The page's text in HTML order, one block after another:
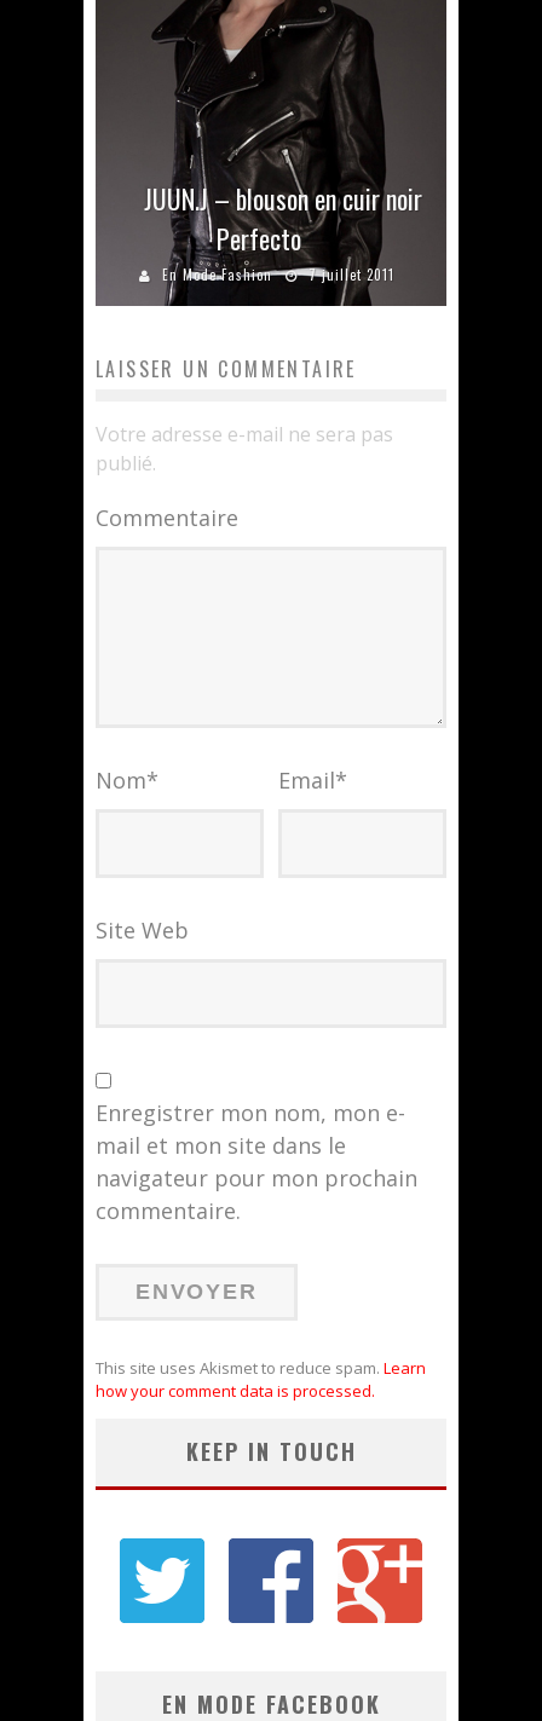
JUUN.J – blouson en cuir noir
Perfecto
En Mode Fashion 7 juillet 2011
LAISSER UN COMMENTAIRE
Votre adresse e-mail ne sera pas
publié.
Commentaire
Nom* Email*
Site Web
Enregistrer mon nom, mon e-
mail et mon site dans le
navigateur pour mon prochain
commentaire.
This site uses Akismet to reduce spam. Learn
how your comment data is processed.
KEEP IN TOUCH
EN MODE FACEBOOK